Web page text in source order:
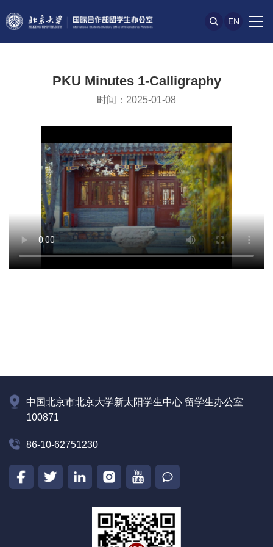
EN
PKU Minutes 1-Calligraphy
时间：2025-01-08
中国北京市北京大学新太阳学生中心 留学生办公室
100871
86-10-62751230